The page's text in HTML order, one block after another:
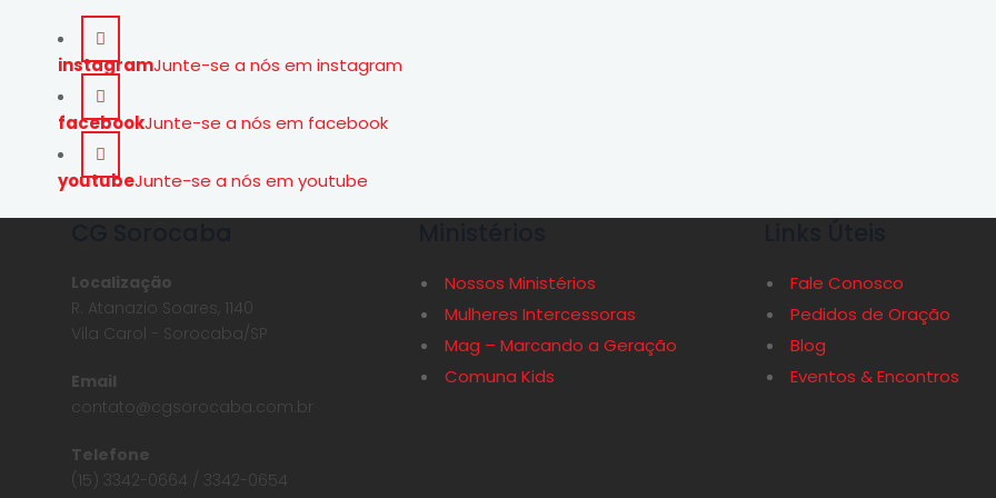
instagramJunte-se a nós em instagram
facebookJunte-se a nós em facebook
youtubeJunte-se a nós em youtube
Localização
R. Atanazio Soares, 1140
Vila Carol - Sorocaba/SP
Email
contato@cgsorocaba.com.br
Telefone
(15) 3342-0664 / 3342-0654
Nossos Ministérios
Mulheres Intercessoras
Mag – Marcando a Geração
Comuna Kids
Fale Conosco
Pedidos de Oração
Blog
Eventos & Encontros